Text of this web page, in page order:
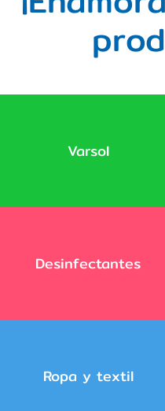
Varsol
Desinfectantes
Ropa y textil